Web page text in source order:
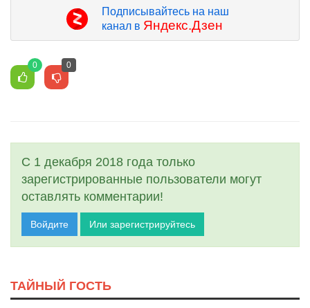
Подписывайтесь на наш
канал в Яндекс.Дзен
0 0
С 1 декабря 2018 года только
зарегистрированные пользователи могут
оставлять комментарии!
Войдите Или зарегистрируйтесь
ТАЙНЫЙ ГОСТЬ